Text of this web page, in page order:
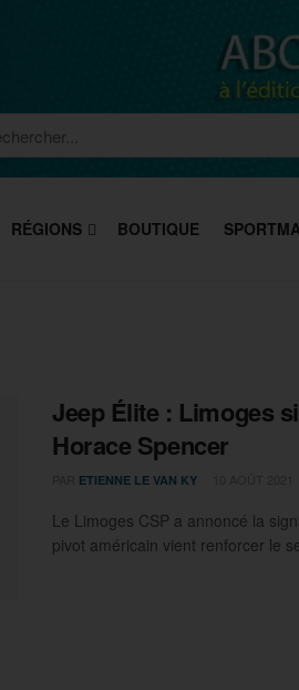
RÉGIONS BOUTIQUE
Jeep Élite : Limoges
Horace Spencer
ETIENNE LE VAN KY
Le Limoges CSP a annoncé la
pivot américain vient renforcer le